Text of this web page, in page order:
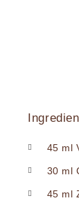
45 ml
30 ml
45 ml